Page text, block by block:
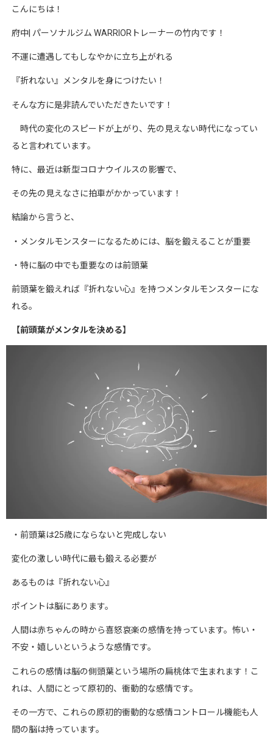
こんにちは！
府中| パーソナルジム WARRIOR トレーナーの竹内です！
不運に遭遇してもしなやかに立ち上がれる
『折れない』メンタルを身につけたい！
そんな方に是非読んでいただきたいです！
時代の変化のスピードが上がり、先の見えない時代になってい
ると言われています。
特に、最近は新型コロナウイルスの影響で、
その先の見えなさに拍車がかかっています！
結論から言うと、
・メンタルモンスターになるためには、脳を鍛えることが重要
・特に脳の中でも重要なのは前頭葉
前頭葉を鍛えれば『折れない心』を持つメンタルモンスターにな
れる。
【前頭葉がメンタルを決める】
・前頭葉は25歳にならないと完成しない
変化の激しい時代に最も鍛える必要が
あるものは『折れない心』
ポイントは脳にあります。
人間は赤ちゃんの時から喜怒哀楽の感情を持っています。怖い・
不安・嬉しいというような感情です。
これらの感情は脳の側頭葉という場所の扁桃体で生まれます！こ
れは、人間にとって原初的、衝動的な感情です。
その一方で、これらの原初的衝動的な感情コントロール機能も人
間の脳は持っています。